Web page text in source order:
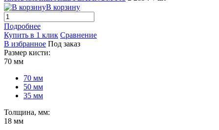
В корзину
Подробнее
Купить в 1 клик Сравнение
В избранное Под заказ
Размер кисти:
70 мм
70 мм
50 мм
35 мм
Толщина, мм:
18 мм